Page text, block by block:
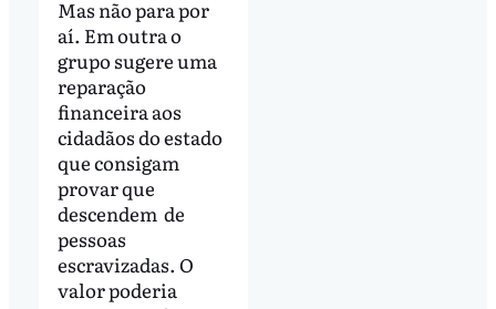
Mas não para por
aí. Em outra o
grupo sugere uma
reparação
financeira aos
cidadãos do estado
que consigam
provar que
descendem de
pessoas
escravizadas. O
valor poderia